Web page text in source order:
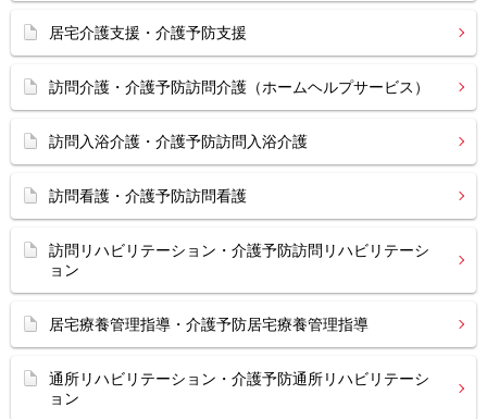
居宅介護支援・介護予防支援
訪問介護・介護予防訪問介護（ホームヘルプサービス）
訪問入浴介護・介護予防訪問入浴介護
訪問看護・介護予防訪問看護
訪問リハビリテーション・介護予防訪問リハビリテーシ
ョン
居宅療養管理指導・介護予防居宅療養管理指導
通所リハビリテーション・介護予防通所リハビリテーシ
ョン